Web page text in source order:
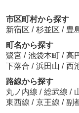
市区町村から探す
新宿区 / 杉並区 / 豊
町名から探す
鷺宮 / 池袋本町 / 高
下落合 / 浜田山 / 西
路線から探す
丸ノ内線 / 総武線 /
東西線 / 京王線 / 副